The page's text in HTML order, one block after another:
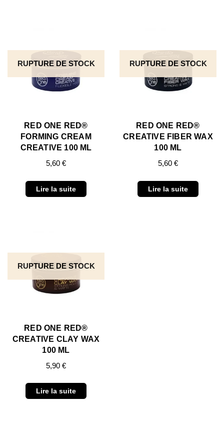
RUPTURE DE STOCK
RED ONE RED®
FORMING CREAM
CREATIVE 100 ML
5,60 €
Lire la suite
RUPTURE DE STOCK
RED ONE RED®
CREATIVE FIBER WAX
100 ML
5,60 €
Lire la suite
RUPTURE DE STOCK
RED ONE RED®
CREATIVE CLAY WAX
100 ML
5,90 €
Lire la suite